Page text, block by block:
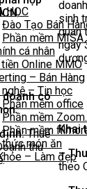
HỌC
Đào Tạo Bán
Phần mềm MISA
cá nhân
Online MMO
– Bán Hàng
– Tin học
Phần mềm office
Phần mềm
Phần mềm
thức món ăn
– Làm đẹp
sinh
quan
ngày
doanh có
Thuế
thu
Khai
–
theo